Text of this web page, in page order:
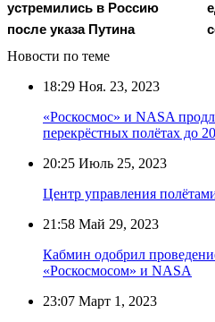
устремились в Россию
после указа Путина
Новости по теме
18:29 Ноя. 23, 2023
«Роскосмос» и NASA
перекрёстных полётах до
20:25 Июль 25, 2023
Центр управления
21:58 Май 29, 2023
Кабмин одобрил
«Роскосмосом» и NASA
23:07 Март 1, 2023